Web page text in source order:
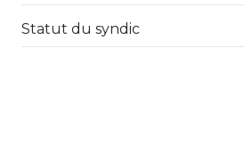
Statut du syndic